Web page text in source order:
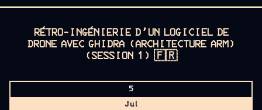
RÉTRO-INGÉNIERIE D’UN LOGICIEL DE
DRONE AVEC GHIDRA (ARCHITECTURE ARM)
(SESSION 1) 🇫🇷
5
Jul